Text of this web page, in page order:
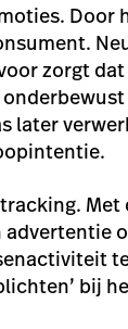
Door
zorgt
later
. Met
bij